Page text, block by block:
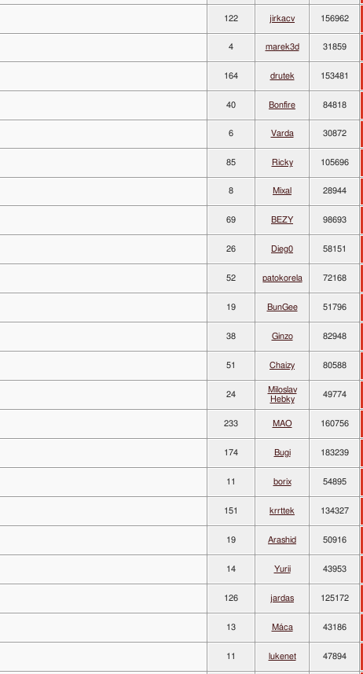
122 jirkacv 156962
4 marek3d 31859
164 drutek 153481
40 Bonfire 84818
6 Varda 30872
85 Ricky 105696
8 Mixal 28944
69 BEZY 98693
26 Dieg0 58151
52 patokorela 72168
19 BunGee 51796
38 Ginzo 82948
51 Chaizy 80588
24
Miloslav
Hebky
49774
233 MAO 160756
174 Bugi 183239
11 borix 54895
151 krrttek 134327
19 Arashid 50916
14 Yurii 43953
126 jardas 125172
13 Máca 43186
11 lukenet 47894